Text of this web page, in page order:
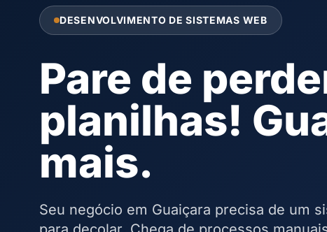
DESENVOLVIMENTO DE SISTEMAS WEB
Pare de
planilhas!
mais.
Seu negócio em Guaiçara precisa de um